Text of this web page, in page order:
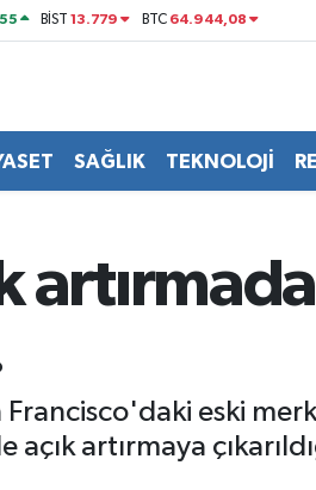
BİST13.779 BTC 64.944,08
SAĞLIK TEKNOLOJİ
eski
artırmaya